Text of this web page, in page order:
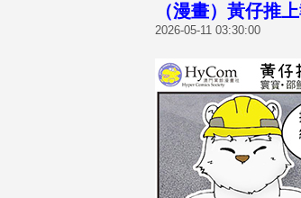
（漫畫）黃仔
2026-05-11 03:30:00